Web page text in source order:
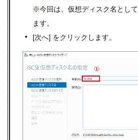
※今回は、仮想ディスク名として
ます。
[次へ] をクリックします。